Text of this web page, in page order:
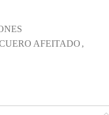
AFEITADO ,